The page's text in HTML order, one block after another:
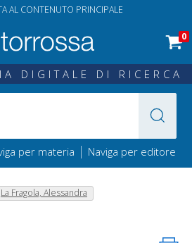
AL CONTENUTO PRINCIPALE
0
DIGITALE DI RICERCA
per materia | Naviga per editore
La Fragola, Alessandra